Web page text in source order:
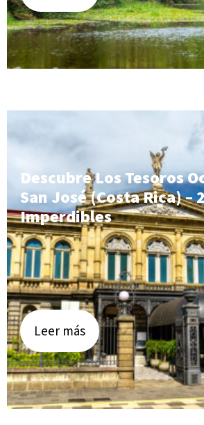
Descubre Los Tesoros
San José (Costa Rica) –
Imperdibles
Leer más